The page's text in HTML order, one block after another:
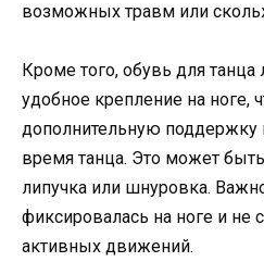
возможных травм или
Кроме того, обувь для
удобное крепление на ноге,
дополнительную поддержку
время танца. Это может
липучка или шнуровка.
фиксировалась на ноге и не
активных движений.